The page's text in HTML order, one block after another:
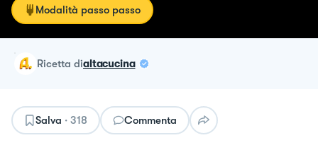
Modalità passo passo
ricetta dialtacucina
Salva · 318 Commenta